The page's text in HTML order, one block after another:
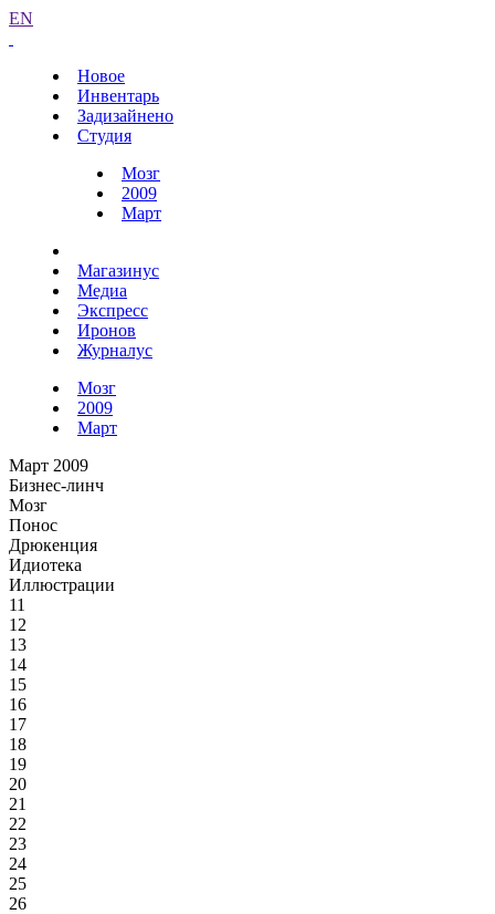
EN
Новое
Инвентарь
Задизайнено
Студия
Мозг
2009
Март
Магазинус
Медиа
Экспресс
Иронов
Журналус
Мозг
2009
Март
Март 2009
Бизнес-линч
Мозг
Понос
Дрюкенция
Идиотека
Иллюстрации
11
12
13
14
15
16
17
18
19
20
21
22
23
24
25
26